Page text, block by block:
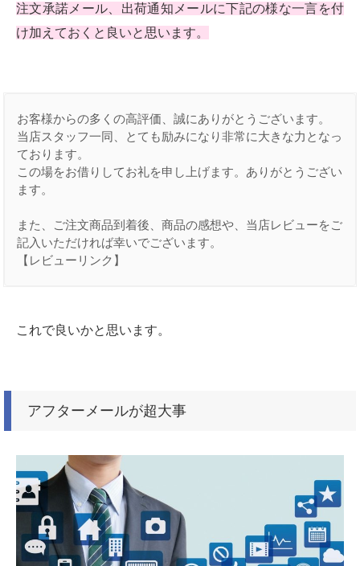
注文承諾メール、出荷通知メールに下記の様な一言を付
け加えておくと良いと思います。
お客様からの多くの高評価、誠にありがとうございます。
当店スタッフ一同、とても励みになり非常に大きな力となっ
ております。
この場をお借りしてお礼を申し上げます。ありがとうござい
ます。
また、ご注文商品到着後、商品の感想や、当店レビューをご
記入いただければ幸いでございます。
これで良いかと思います。
アフターメールが超大事